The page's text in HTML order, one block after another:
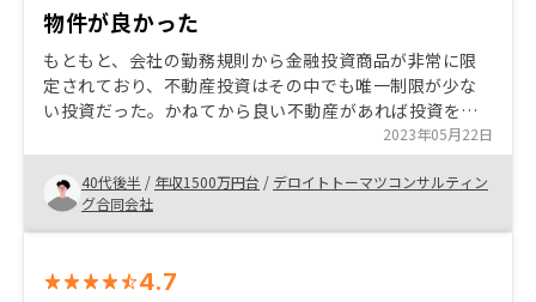
物件が良かった
もともと、会社の勤務規則から金融投資商品が非常に限
定されており、不動産投資はその中でも唯一制限が少な
い投資だった。かねてから良い不動産があれば投資を考
えていたがなかなか見つからなかったが、今回RENOSY
からご紹介いただいた物件が投資対効果が得られると感
じて購入を決めた。
2023年05月22日
40代後半 / 年収1500万円台 / デロイトトーマツコンサルティン
グ合同会社
4.7